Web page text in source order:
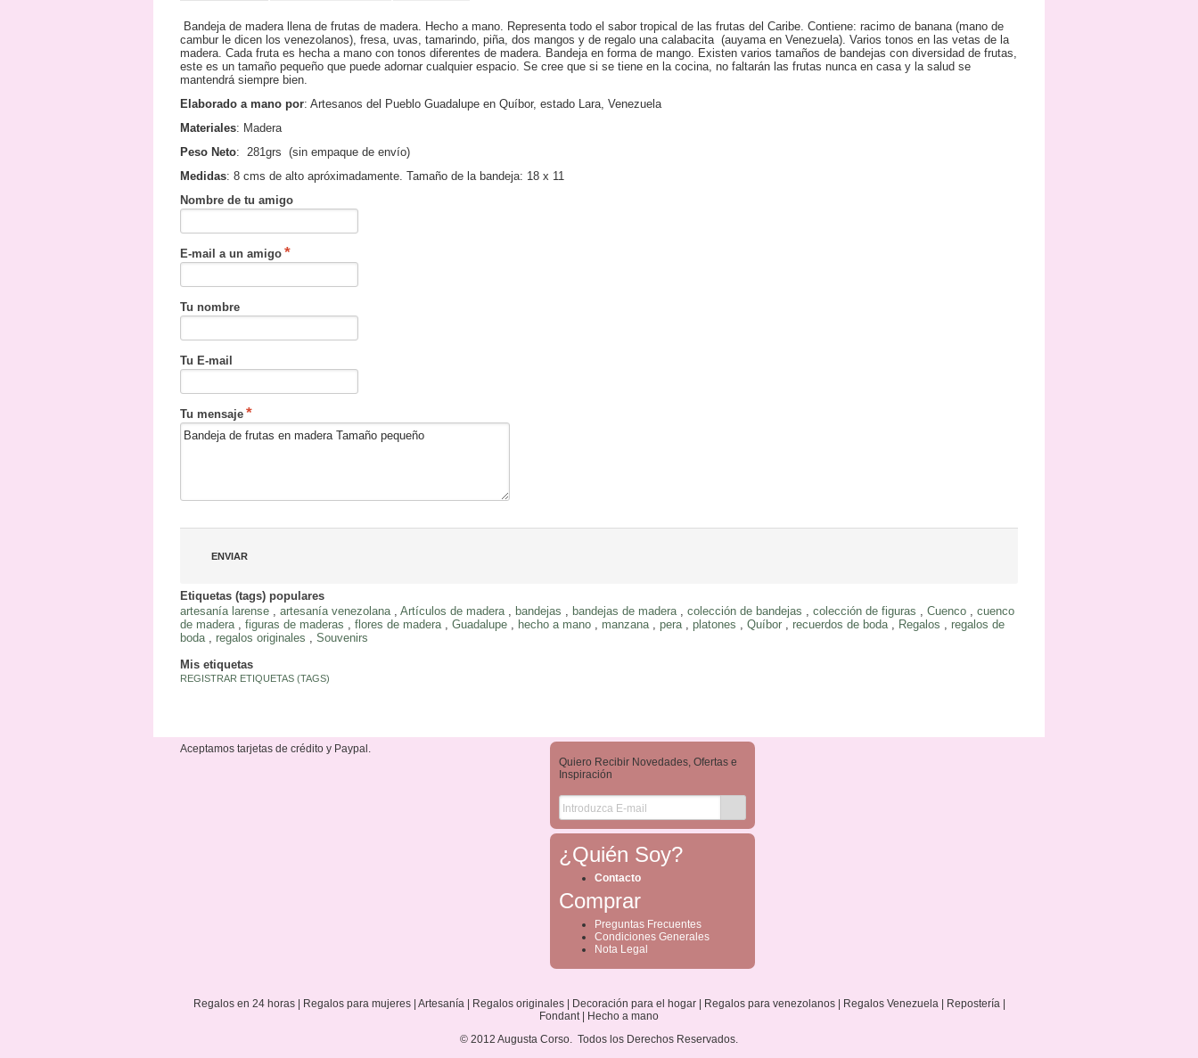
Bandeja de madera llena de frutas de madera. Hecho a mano. Representa todo el sabor tropical de las frutas del Caribe. Contiene: racimo de banana (mano de
cambur le dicen los venezolanos), fresa, uvas, tamarindo, piña, dos mangos y de regalo una calabacita (auyama en Venezuela). Varios tonos en las vetas de la
madera. Cada fruta es hecha a mano con tonos diferentes de madera. Bandeja en forma de mango. Existen varios tamaños de bandejas con diversidad de frutas,
este es un tamaño pequeño que puede adornar cualquier espacio. Se cree que si se tiene en la cocina, no faltarán las frutas nunca en casa y la salud se
mantendrá siempre bien.
Elaborado a mano por: Artesanos del Pueblo Guadalupe en Quíbor, estado Lara, Venezuela
Materiales: Madera
Peso Neto: 281grs (sin empaque de envío)
Medidas: 8 cms de alto apróximadamente. Tamaño de la bandeja: 18 x 11
Nombre de tu amigo
E-mail a un amigo
Tu nombre
Tu E-mail
Tu mensaje
Etiquetas (tags) populares
artesanía larense , artesanía venezolana, Artículos de madera, bandejas , bandejas de madera, colección de bandejas , colección de figuras , Cuenco , cuenco
de madera, figuras de maderas , flores de madera, Guadalupe , hecho a mano , manzana, pera, platones , Quíbor , recuerdos de boda, Regalos , regalos de
boda, regalos originales , Souvenirs
Mis etiquetas
REGISTRAR ETIQUETAS (TAGS)
Aceptamos tarjetas de crédito y Paypal.
Quiero Recibir Novedades, Ofertas e
Inspiración
¿Quién Soy?
Contacto
Comprar
Preguntas Frecuentes
Condiciones Generales
Nota Legal
Regalos en 24 horas | Regalos para mujeres | Artesanía | Regalos originales | Decoración para el hogar | Regalos para venezolanos | Regalos Venezuela | Repostería |
Fondant | Hecho a mano
© 2012 Augusta Corso. Todos los Derechos Reservados.